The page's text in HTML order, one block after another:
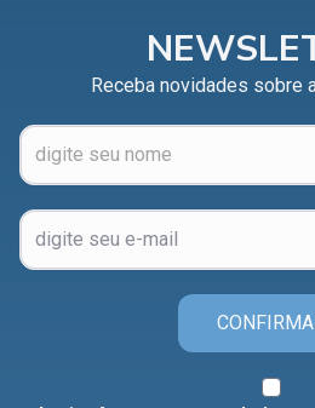
Receba novidades sobre